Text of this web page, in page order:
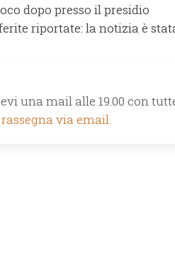
dopo presso il presidio
riportate: la notizia è
una mail alle 19.00 con
via email.